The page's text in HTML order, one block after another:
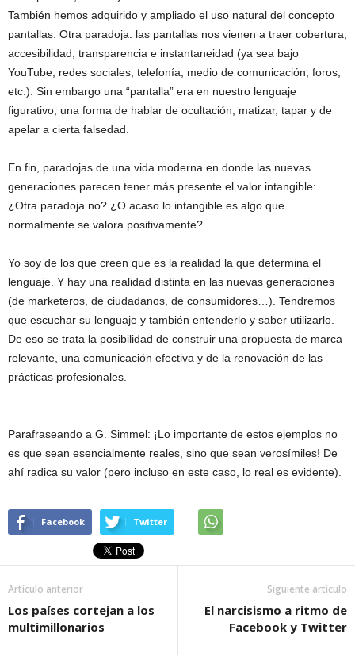
También hemos adquirido y ampliado el uso natural del concepto
pantallas. Otra paradoja: las pantallas nos vienen a traer cobertura,
accesibilidad, transparencia e instantaneidad (ya sea bajo
YouTube, redes sociales, telefonía, medio de comunicación, foros,
etc.). Sin embargo una “pantalla” era en nuestro lenguaje
figurativo, una forma de hablar de ocultación, matizar, tapar y de
apelar a cierta falsedad.
En fin, paradojas de una vida moderna en donde las nuevas
generaciones parecen tener más presente el valor intangible:
¿Otra paradoja no? ¿O acaso lo intangible es algo que
normalmente se valora positivamente?
Yo soy de los que creen que es la realidad la que determina el
lenguaje. Y hay una realidad distinta en las nuevas generaciones
(de marketeros, de ciudadanos, de consumidores…). Tendremos
que escuchar su lenguaje y también entenderlo y saber utilizarlo.
De eso se trata la posibilidad de construir una propuesta de marca
relevante, una comunicación efectiva y de la renovación de las
prácticas profesionales.
Parafraseando a G. Simmel: ¡Lo importante de estos ejemplos no
es que sean esencialmente reales, sino que sean verosímiles! De
ahí radica su valor (pero incluso en este caso, lo real es evidente).
Facebook Twitter
Artículo anterior
Los países cortejan a los
multimillonarios
Siguiente artículo
El narcisismo a ritmo de
Facebook y Twitter